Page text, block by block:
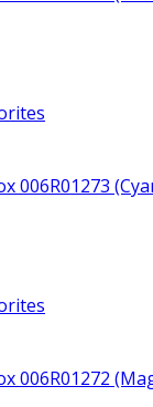
006R01273
006R01272